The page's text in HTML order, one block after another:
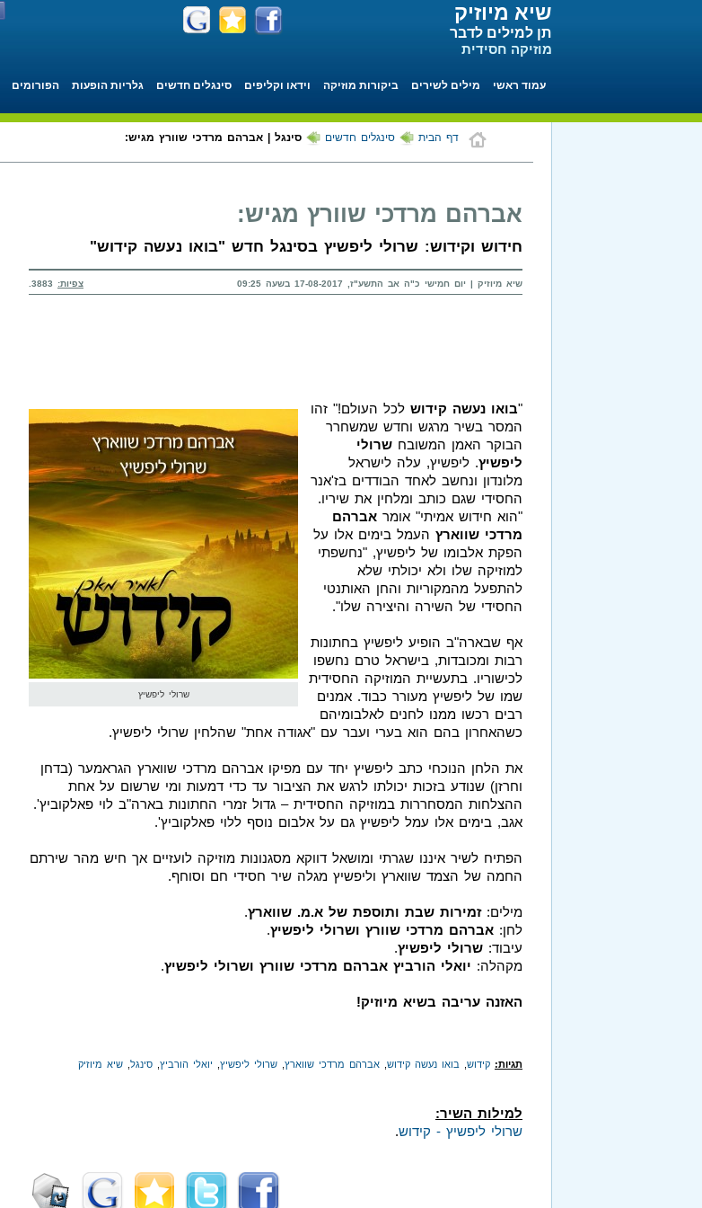
שיא מיוזיק
תן למילים לדבר
מוזיקה חסידית
עמוד ראשי מילים לשירים ביקורות מוזיקה וידאו וקליפים סינגלים חדשים גלריות הופעות הפורומים
דף הבית סינגלים חדשים סינגל | אברהם מרדכי שוורץ מגיש:
אברהם מרדכי שוורץ מגיש:
חידוש וקידוש: שרולי ליפשיץ בסינגל חדש "בואו נעשה קידוש"
שיא מיוזיק | יום חמישי כ"ה אב התשע"ז, 17-08-2017 בשעה 09:25 צפיות:
שרולי ליפשיץ
"בואו נעשה קידוש לכל העולם!" זהו
המסר בשיר מרגש וחדש שמשחרר
הבוקר האמן המשובח שרולי
ליפשיץ. ליפשיץ, עלה לישראל
מלונדון ונחשב לאחד הבודדים בז'אנר
החסידי שגם כותב ומלחין את שיריו.
"הוא חידוש אמיתי" אומר אברהם
מרדכי שווארץ העמל בימים אלו על
הפקת אלבומו של ליפשיץ, "נחשפתי
למוזיקה שלו ולא יכולתי שלא
להתפעל מהמקוריות והחן האותנטי
החסידי של השירה והיצירה שלו".
אף שבארה"ב הופיע ליפשיץ בחתונות
רבות ומכובדות, בישראל טרם נחשפו
לכישוריו. בתעשיית המוזיקה החסידית
שמו של ליפשיץ מעורר כבוד. אמנים
רבים רכשו ממנו לחנים לאלבומיהם
כשהאחרון בהם הוא בערי ועבר עם "אגודה אחת" שהלחין שרולי ליפשיץ.
את הלחן הנוכחי כתב ליפשיץ יחד עם מפיקו אברהם מרדכי שווארץ הגראמער (בדחן
וחרזן) שנודע בזכות יכולתו לרגש את הציבור עד כדי דמעות ומי שרשום על אחת
ההצלחות המסחררות במוזיקה החסידית – גדול זמרי החתונות בארה"ב לוי פאלקוביץ'.
אגב, בימים אלו עמל ליפשיץ גם על אלבום נוסף ללוי פאלקוביץ'.
הפתיח לשיר איננו שגרתי ומושאל דווקא מסגנונות מוזיקה לועזיים אך חיש מהר שירתם
החמה של הצמד שווארץ וליפשיץ מגלה שיר חסידי חם וסוחף.
מילים:זמירות שבת ותוספת של א.מ. שווארץ.
לחן: אברהם מרדכי שוורץ ושרולי ליפשיץ.
עיבוד: שרולי ליפשיץ.
מקהלה: יואלי הורביץ אברהם מרדכי שוורץ ושרולי ליפשיץ.
האזנה עריבה בשיא מיוזיק!
תגיות: קידוש בואו נעשה קידוש אברהם מרדכי שווארץ שרולי ליפשיץ יואלי הורביץ סינגל שיא מיוזיק
למילות השיר:
שרולי ליפשיץ - קידוש.